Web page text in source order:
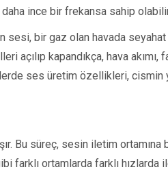
daha ince bir frekansa sahip
sesi, bir gaz olan havada
açılıp kapandıkça, hava akımı,
ses üretim özellikleri, cismin
Bu süreç, sesin iletim ortamına
farklı ortamlarda farklı hızlarda